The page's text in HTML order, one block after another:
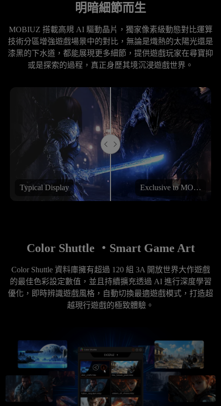
明暗細節而生
MOBIUZ 搭載高規 AI 驅動晶片，獨家像素級動態對比運算
技術分區增強遊戲場景中的對比，無論是熾熱的太陽光還是
漆黑的下水道，都能展現更多細節，提供遊戲玩家在尋寶抑
Typical Display Exclusive to MOBIUZ
Color Shuttle ・Smart Game Art
Color Shuttle 資料庫擁有超過 120 組 3A 開放世界大作遊戲
的最佳色彩設定數值，並且持續擴充透過 AI 進行深度學習
優化，即時辨識遊戲風格，自動切換最適遊戲模式，打造超